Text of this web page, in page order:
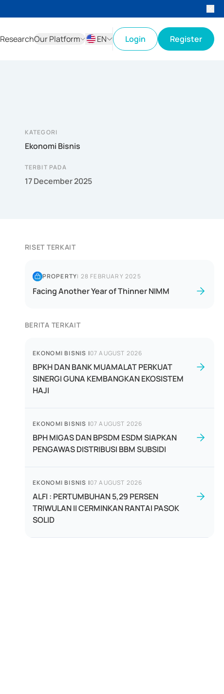
ResearchOur Platform
EN
Login Register
KATEGORI
Ekonomi Bisnis
TERBIT PADA
17 December 2025
RISET TERKAIT
PROPERTY| 28 FEBRUARY 2025
Facing Another Year of Thinner NIMM
BERITA TERKAIT
EKONOMI BISNIS |07 AUGUST 2026
BPKH DAN BANK MUAMALAT PERKUAT
SINERGI GUNA KEMBANGKAN EKOSISTEM
HAJI
EKONOMI BISNIS |07 AUGUST 2026
BPH MIGAS DAN BPSDM ESDM SIAPKAN
PENGAWAS DISTRIBUSI BBM SUBSIDI
EKONOMI BISNIS |07 AUGUST 2026
ALFI : PERTUMBUHAN 5,29 PERSEN
TRIWULAN II CERMINKAN RANTAI PASOK
SOLID